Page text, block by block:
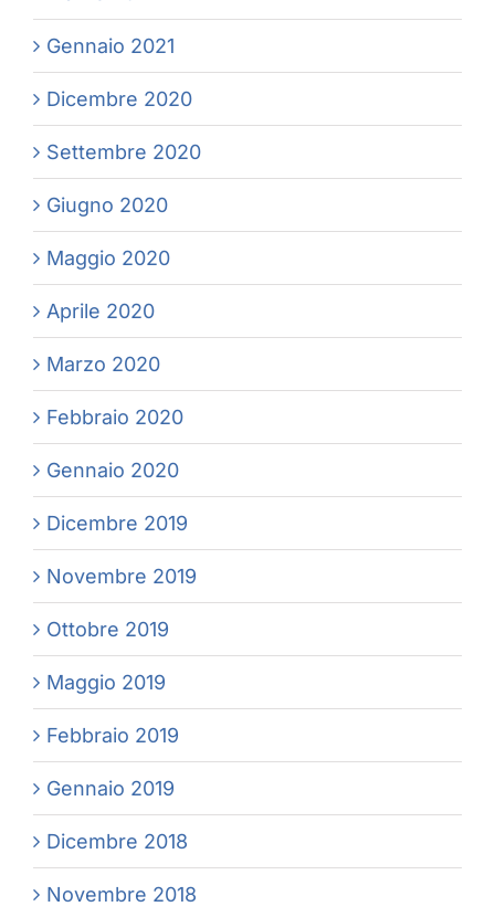
Gennaio 2021
Dicembre 2020
Settembre 2020
Giugno 2020
Maggio 2020
Aprile 2020
Marzo 2020
Febbraio 2020
Gennaio 2020
Dicembre 2019
Novembre 2019
Ottobre 2019
Maggio 2019
Febbraio 2019
Gennaio 2019
Dicembre 2018
Novembre 2018